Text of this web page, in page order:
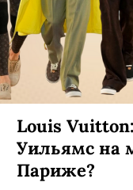
Louis
Уильямс на
Париже?